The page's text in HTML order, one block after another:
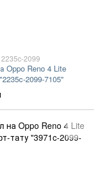
2235c-2099
Oppo Reno 4 Lite
2099-7105"